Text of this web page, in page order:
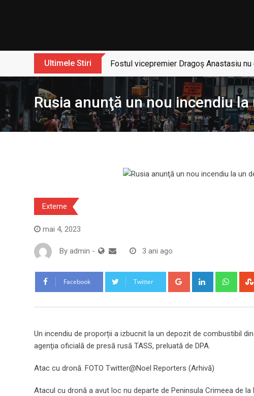
Ultimele Stiri Fostul vicepremier Dragoș Anastasiu nu
Rusia anunţă un nou incendiu
Externe
mai 4, 2023
By admin - 3 ani ago
Facebook Twitter Google+ LinkedIn
Un incendiu de proporții a izbucnit la un depozit de combustibil
agenţia oficială de presă rusă TASS, preluată de DPA.
Atac cu dronă. FOTO Twitter@Noel Reporters (Arhivă)
Atacul cu dronă a avut loc nu departe de Peninsula Crimeea de